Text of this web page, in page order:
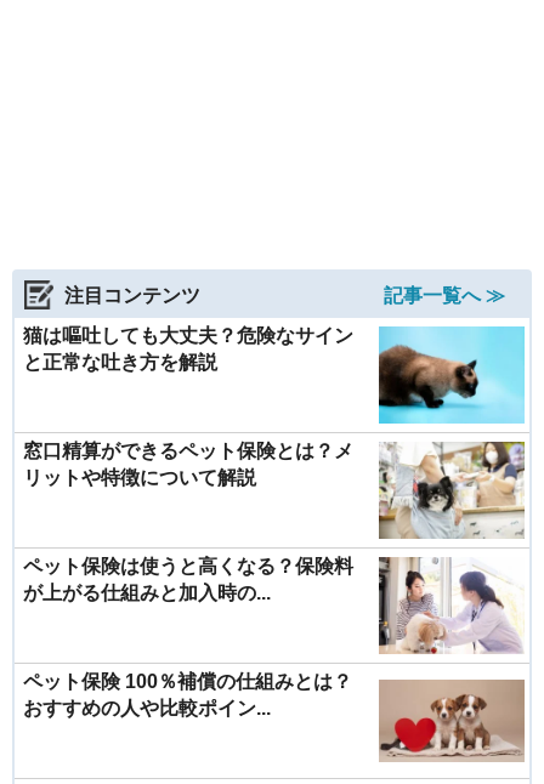
注目コンテンツ
記事一覧へ ≫
猫は嘔吐しても大丈夫？危険なサイン
と正常な吐き方を解説
窓口精算ができるペット保険とは？メ
リットや特徴について解説
ペット保険は使うと高くなる？保険料
が上がる仕組みと加入時の...
ペット保険 100％補償の仕組みとは？
おすすめの人や比較ポイン...